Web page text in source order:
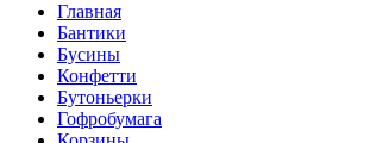
Главная
Бантики
Бусины
Конфетти
Бутоньерки
Гофробумага